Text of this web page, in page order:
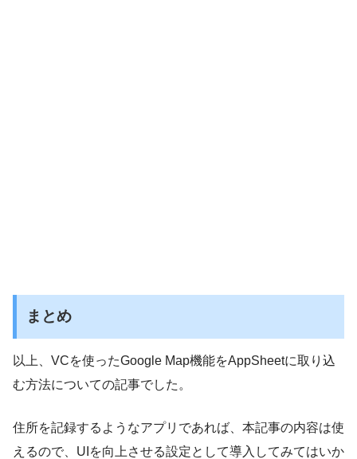
まとめ
以上、VCを使ったGoogle Map機能をAppSheetに取り込
む方法についての記事でした。
住所を記録するようなアプリであれば、本記事の内容は使
えるので、UIを向上させる設定として導入してみてはいか